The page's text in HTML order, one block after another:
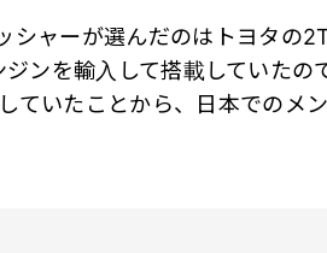
シャーが選んだのはトヨタの
ンを輸入して搭載していたの
ていたことから、日本でのメ